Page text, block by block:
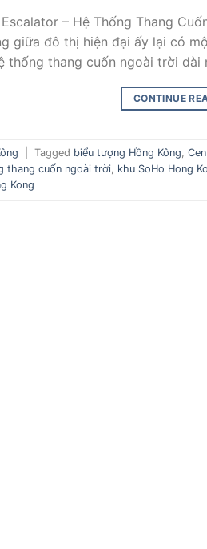
– Hệ Thống Thang
giữa đô thị hiện đại ấy lại có
thống thang cuốn ngoài trời
CONTINUE
Tagged biểu tượng Hồng Kông
thang cuốn ngoài trời khu SoHo Hong
Kong